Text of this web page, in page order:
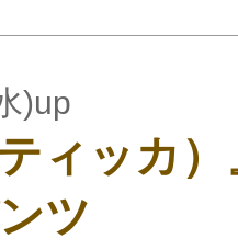
)up
ティッカ
ツ